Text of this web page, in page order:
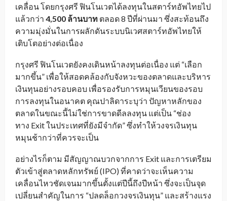
เคลื่อน โดยกรุงศรี ฟินโนเวตได้ลงทุนในสตาร์ทอัพไทยไป
แล้วกว่า 4,500 ล้านบาท ตลอด 8 ปีที่ผ่านมา ซึ่งสะท้อนถึง
ความมุ่งมั่นในการผลักดันระบบนิเวศสตาร์ทอัพไทยให้
เติบโตอย่างต่อเนื่อง
กรุงศรี ฟินโนเวตยังคงเดินหน้าลงทุนต่อเนื่อง แต่ “เลือก
มากขึ้น” เพื่อให้สอดคล้องกับจังหวะของตลาดและบริหาร
เงินทุนอย่างรอบคอบ เพื่อรองรับการหมุนเวียนของรอบ
การลงทุนในอนาคต คุณปาลิดาระบุว่า ปัญหาหลักของ
ตลาดในขณะนี้ไม่ใช่การขาดดีลลงทุน แต่เป็น “ช่อง
ทาง Exit ในประเทศที่ยังมีจำกัด” ซึ่งทำให้วงจรเงินทุน
หมุนช้ากว่าที่ควรจะเป็น
อย่างไรก็ตาม มีสัญญาณบวกจากการ Exit และการเตรียม
ตัวเข้าสู่ตลาดหลักทรัพย์ (IPO) ที่คาดว่าจะเห็นความ
เคลื่อนไหวชัดเจนมากขึ้นตั้งแต่ปีนี้ถึงปีหน้า ซึ่งจะเป็นจุด
เปลี่ยนสำคัญในการ “ปลดล็อกวงจรเงินทุน” และสร้างแรง